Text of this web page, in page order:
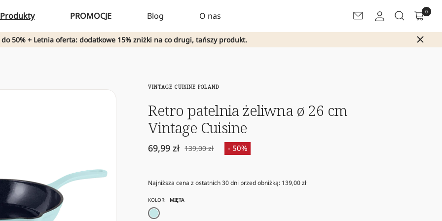
Produkty PROMOCJE Blog O nas Newsletter 0
50% + Letnia oferta: dodatkowe 15% zniżki na co drugi, tańszy produkt.
VINTAGE CUISINE POLAND
Retro patelnia żeliwna ø 26 cm
Vintage Cuisine
Cena
69,99 zł Cena
139,00 zł - 50%
Najniższa cena z ostatnich 30 dni przed obniżką: 139,00 zł
KOLOR: MIĘTA
mięta